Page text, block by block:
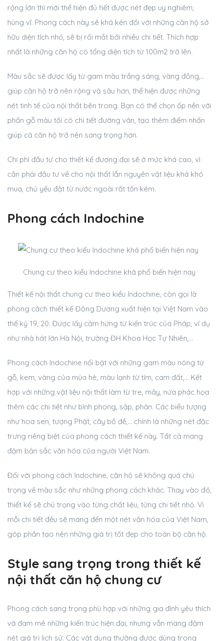
rộng lớn thì mới thể hiện đủ hết được nét đẹp uy nghiêm,
hùng vĩ. Phong cách này sẽ khá kén đối với những căn hộ sở
hữu diện tích nhỏ, sẽ bị rối mắt bởi nhiều chi tiết. Thích hợp
nhất là những căn hộ có tổng diện tích từ 100m2 trở lên.
Màu sắc sẽ được lấy từ gam màu trắng sáng, vàng đồng,…
giúp căn hộ trở nên rộng và sâu hơn, thể hiện được những
nét tinh tế của nội thất bên trong. Bạn có thể chọn ốp nền với
phần gỗ màu tối có chi tiết đường vân, tạo thêm điểm nhấn
giúp cả căn hộ trở nên sang trọng hơn.
Chi phí đầu tư cho thiết kế đương đại sẽ ở mức khá cao, vì
cần phải đầu tư về cho nội thất lẫn nguyên vật liệu khá khó
mua, chủ yếu đặt từ nước ngoài rất tốn kém.
Phong cách Indochine
Chung cư theo kiểu Indochine khá phổ biến hiện nay
Thiết kế nội thất chung cư theo kiểu Indochine, còn gọi là
phong cách thiết kế Đông Dương xuất hiện tại Việt Nam vào
thế kỷ 19, 20. Được lấy cảm hứng từ kiến trúc của Pháp, ví dụ
như nhà hát lớn Hà Nội, trường ĐH Khoa Học Tự Nhiên,…
Phong cách Indochine nổi bật với những gam màu nóng từ
gỗ, kem, vàng của mùa hè, màu lạnh từ tím, cam đất,… Kết
hợp với những vật liệu nội thất làm từ tre, mây, nứa phác họa
thêm các chi tiết như bình phong, sập, phản. Các biểu tượng
như hoa sen, tượng Phật, cây bồ đề,… chính là những nét đặc
trưng riêng biệt của phong cách thiết kế này. Tất cả mang
đậm bản sắc văn hóa của người Việt Nam.
Đối với phong cách Indochine, căn hộ sẽ không quá chú
trọng về màu sắc như những phong cách khác. Thay vào đó,
thiết kế sẽ chú trọng vào từng chất liệu, từng chi tiết nhỏ. Vì
mỗi chi tiết đều sẽ mang đến một nét văn hóa của Việt Nam,
góp phần tạo nên những giá trị tốt đẹp cho toàn bộ căn hộ.
Style sang trọng trong thiết kế
nội thất căn hộ chung cư
Phong cách sang trọng phù hợp với những gia đình yêu thích
và đam mê những kiến trúc hiện đại, nhưng vẫn mang đậm
nét giá trị lịch sử. Các vật dụng thường được dùng trong